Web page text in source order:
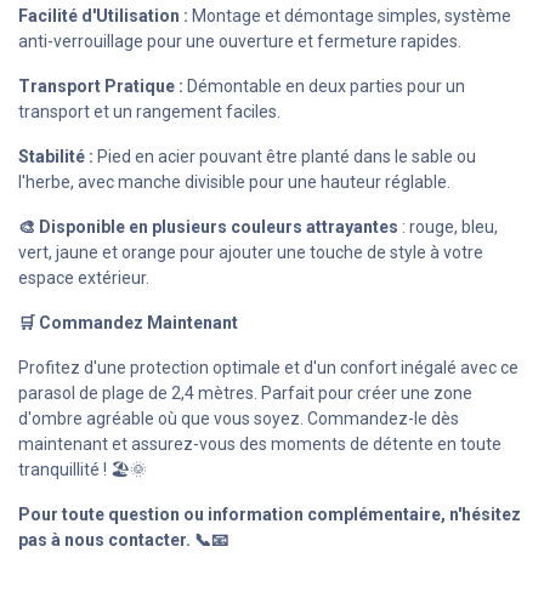
Facilité d'Utilisation : Montage et démontage simples, système
anti-verrouillage pour une ouverture et fermeture rapides.
Transport Pratique : Démontable en deux parties pour un
transport et un rangement faciles.
Stabilité : Pied en acier pouvant être planté dans le sable ou
l'herbe, avec manche divisible pour une hauteur réglable.
🎨 Disponible en plusieurs couleurs attrayantes : rouge, bleu,
vert, jaune et orange pour ajouter une touche de style à votre
espace extérieur.
🛒 Commandez Maintenant
Profitez d'une protection optimale et d'un confort inégalé avec ce
parasol de plage de 2,4 mètres. Parfait pour créer une zone
d'ombre agréable où que vous soyez. Commandez-le dès
maintenant et assurez-vous des moments de détente en toute
tranquillité ! 🏖️🌞
Pour toute question ou information complémentaire, n'hésitez
pas à nous contacter. 📞📧